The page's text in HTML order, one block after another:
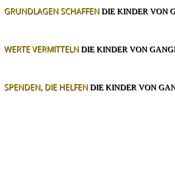
GRUNDLAGEN SCHAFFEN DIE KINDER VON
WERTE VERMITTELN DIE KINDER VON
SPENDEN, DIE HELFEN DIE KINDER VON